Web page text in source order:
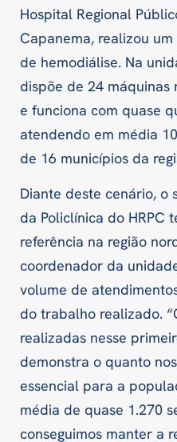
Hospital Regional
Capanema, realizou
de hemodiálise. Na
dispõe de 24 máquinas
e funciona com quase
atendendo em média
de 16 municípios da
Diante deste cenário, o
da Policlínica do HRPC
referência na região
coordenador da
volume de
do trabalho realizado.
realizadas nesse
demonstra o quanto
essencial para a
média de quase 1.270
conseguimos manter a